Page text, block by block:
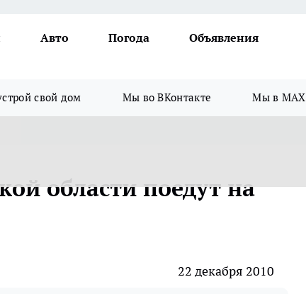
Авто Погода
Объявления
свой дом Мы во ВКонтакте Мы в MAX
области поедут на
22 декабря 2010